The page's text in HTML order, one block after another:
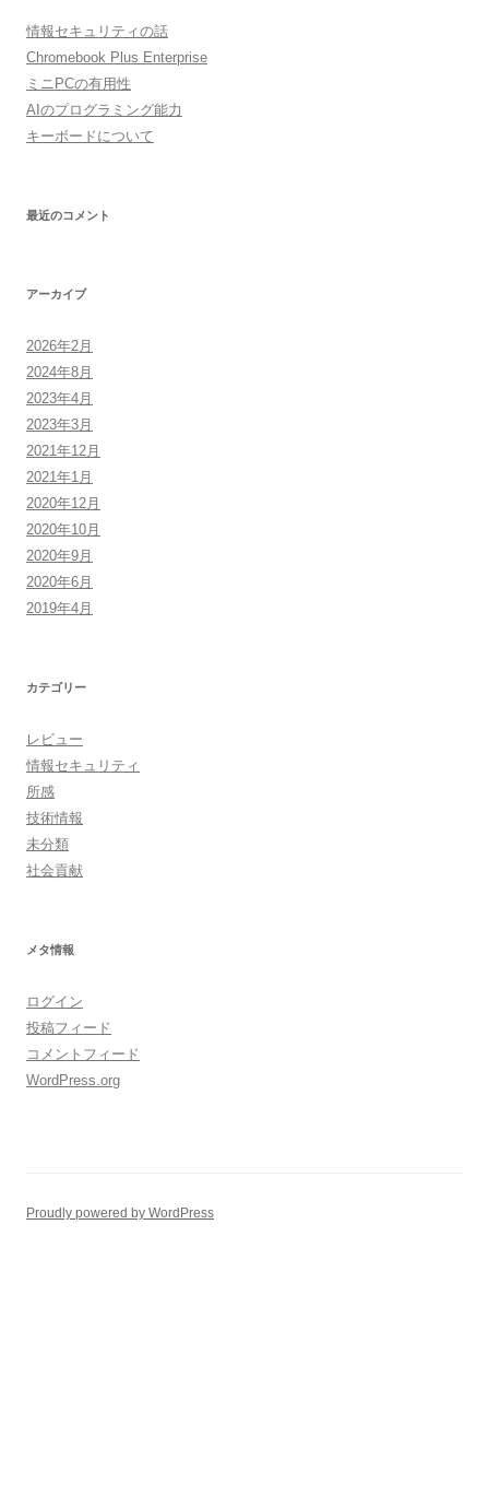
情報セキュリティの話
Chromebook Plus Enterprise
ミニPCの有用性
AIのプログラミング能力
キーボードについて
最近のコメント
アーカイブ
2026年2月
2024年8月
2023年4月
2023年3月
2021年12月
2021年1月
2020年12月
2020年10月
2020年9月
2020年6月
2019年4月
カテゴリー
レビュー
情報セキュリティ
所感
技術情報
未分類
社会貢献
メタ情報
ログイン
投稿フィード
コメントフィード
WordPress.org
Proudly powered by WordPress